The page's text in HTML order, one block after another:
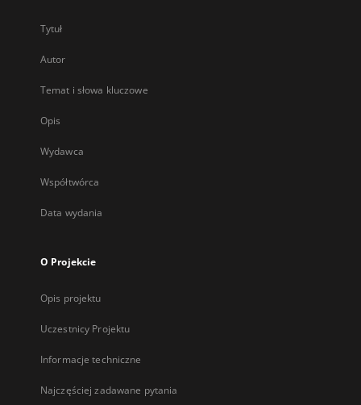
Tytuł
Autor
Temat i słowa kluczowe
Opis
Wydawca
Współtwórca
Data wydania
O Projekcie
Opis projektu
Uczestnicy Projektu
Informacje techniczne
Najczęściej zadawane pytania